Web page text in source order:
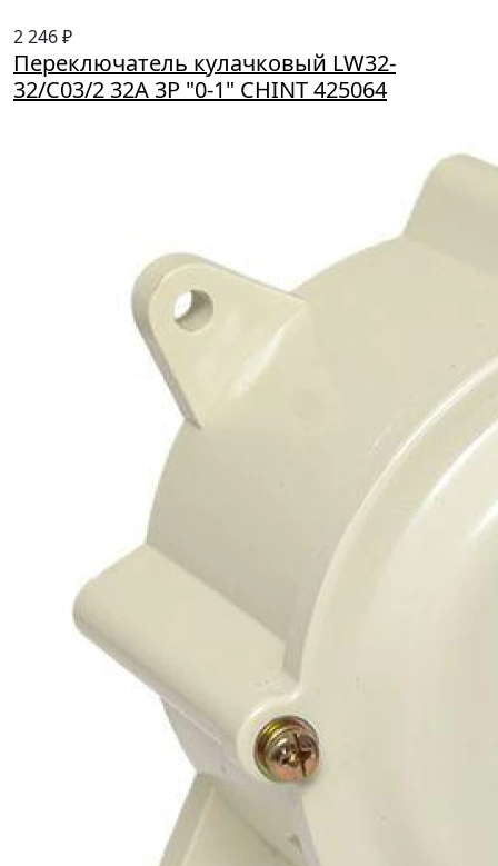
2 246 ₽
Переключатель кулачковый LW32-
32/C03/2 32А 3Р "0-1" CHINT 425064